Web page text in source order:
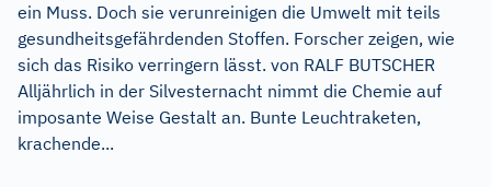
ein Muss. Doch sie verunreinigen die Umwelt mit teils
gesundheitsgefährdenden Stoffen. Forscher zeigen, wie
sich das Risiko verringern lässt. von RALF BUTSCHER
Alljährlich in der Silvesternacht nimmt die Chemie auf
imposante Weise Gestalt an. Bunte Leuchtraketen,
krachende...